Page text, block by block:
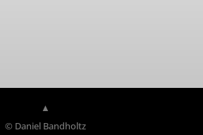
▲
© Daniel Bandholtz